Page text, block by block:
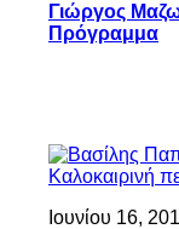
Γιώργος
Πρόγραμμα
Ιουνίου 16,